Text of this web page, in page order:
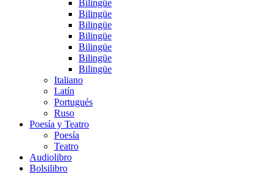
Bilingüe
Bilingüe
Bilingüe
Bilingüe
Bilingüe
Bilingüe
Bilingüe
Italiano
Latín
Portugués
Ruso
Poesía y Teatro
Poesía
Teatro
Audiolibro
Bolsilibro